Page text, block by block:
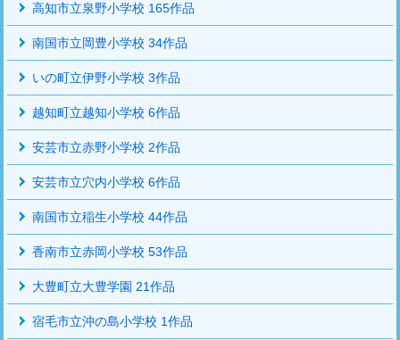
高知市立泉野小学校 165作品
南国市立岡豊小学校 34作品
いの町立伊野小学校 3作品
越知町立越知小学校 6作品
安芸市立赤野小学校 2作品
安芸市立穴内小学校 6作品
南国市立稲生小学校 44作品
香南市立赤岡小学校 53作品
大豊町立大豊学園 21作品
宿毛市立沖の島小学校 1作品